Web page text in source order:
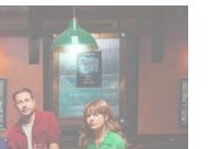
wollen: Willkommen im